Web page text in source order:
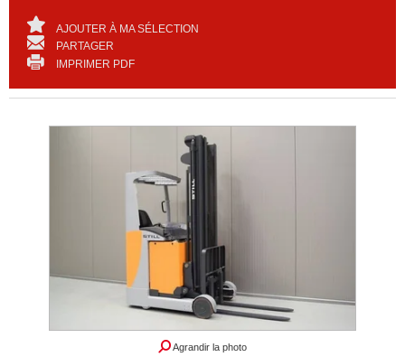
AJOUTER À MA SÉLECTION
PARTAGER
IMPRIMER PDF
Agrandir la photo